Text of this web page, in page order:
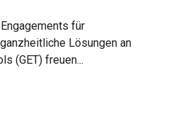
für
Lösungen an
(GET) freuen...